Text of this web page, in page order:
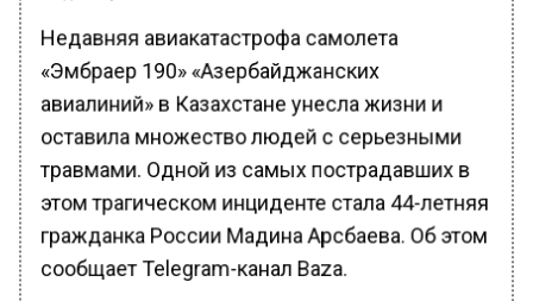
Недавняя авиакатастрофа самолета
«Эмбраер 190» «Азербайджанских
авиалиний» в Казахстане унесла жизни и
оставила множество людей с серьезными
травмами. Одной из самых пострадавших в
этом трагическом инциденте стала 44-летняя
гражданка России Мадина Арсбаева. Об этом
сообщает Telegram-канал Baza.